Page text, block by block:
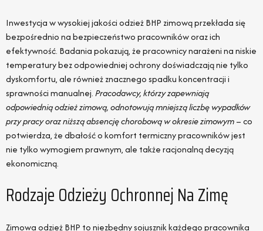
Inwestycja w wysokiej jakości odzież BHP zimową przekłada się
bezpośrednio na bezpieczeństwo pracowników oraz ich
efektywność. Badania pokazują, że pracownicy narażeni na niskie
temperatury bez odpowiedniej ochrony doświadczają nie tylko
dyskomfortu, ale również znacznego spadku koncentracji i
sprawności manualnej.Pracodawcy, którzy zapewniają
odpowiednią odzież zimową, odnotowują mniejszą liczbę wypadków
przy pracy oraz niższą absencję chorobową w okresie zimowym– co
potwierdza, że dbałość o komfort termiczny pracowników jest
nie tylko wymogiem prawnym, ale także racjonalną decyzją
ekonomiczną.
Rodzaje Odzieży Ochronnej Na Zimę
Zimowa odzież BHP to niezbędny sojusznik każdego pracownika